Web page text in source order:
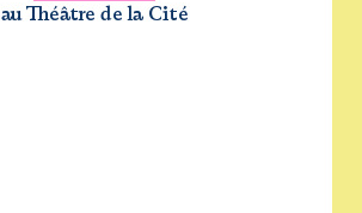
au Théâtre de la Cité